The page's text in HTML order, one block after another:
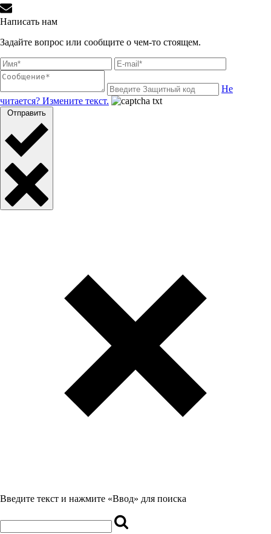
Написать нам
Задайте вопрос или сообщите о чем-то стоящем.
Не
читается? Измените текст.
Отправить
Введите текст и нажмите «Ввод» для поиска